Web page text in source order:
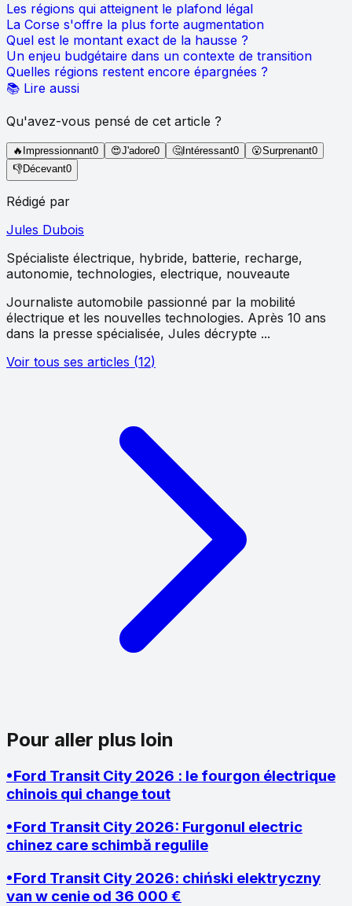
Les régions qui atteignent le plafond légal
La Corse s'offre la plus forte augmentation
Quel est le montant exact de la hausse ?
Un enjeu budgétaire dans un contexte de transition
Quelles régions restent encore épargnées ?
📚 Lire aussi
Qu'avez-vous pensé de cet article ?
🔥 Impressionnant0 😍J'adore0 🤔Intéressant0 😮Surprenant0
👎Décevant0
Rédigé par
Jules Dubois
Spécialiste électrique, hybride, batterie, recharge,
autonomie, technologies, electrique, nouveaute
Journaliste automobile passionné par la mobilité
électrique et les nouvelles technologies. Après 10 ans
dans la presse spécialisée, Jules décrypte ...
Voir tous ses articles (12)
Pour aller plus loin
•Ford Transit City 2026 : le fourgon électrique
chinois qui change tout
•Ford Transit City 2026: Furgonul electric
chinez care schimbă regulile
•Ford Transit City 2026: chiński elektryczny
van w cenie od 36 000 €